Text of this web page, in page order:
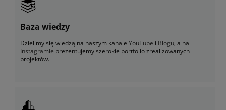
Baza wiedzy
Dzielimy się wiedzą na naszym kanale YouTube i Blogu, a na
Instagramie prezentujemy szerokie portfolio zrealizowanych
projektów.